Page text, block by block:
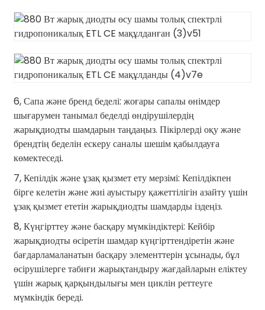
6, Сапа және бренд беделі: жоғары сапалы өнімдер
шығарумен танымал беделді өндірушілердің
жарықдиодты шамдарын таңдаңыз. Пікірлерді оқу және
брендтің беделін ескеру саналы шешім қабылдауға
көмектеседі.
7, Кепілдік және ұзақ қызмет ету мерзімі: Кепілдікпен
бірге келетін және жиі ауыстыру қажеттілігін азайту үшін
ұзақ қызмет ететін жарықдиодты шамдарды іздеңіз.
8, Күңгірттеу және басқару мүмкіндіктері: Кейбір
жарықдиодты өсіретін шамдар күңгірттендіретін және
бағдарламаланатын басқару элементтерін ұсынады, бұл
өсірушілерге табиғи жарықтандыру жағдайларын еліктеу
үшін жарық қарқындылығы мен циклін реттеуге
мүмкіндік береді.